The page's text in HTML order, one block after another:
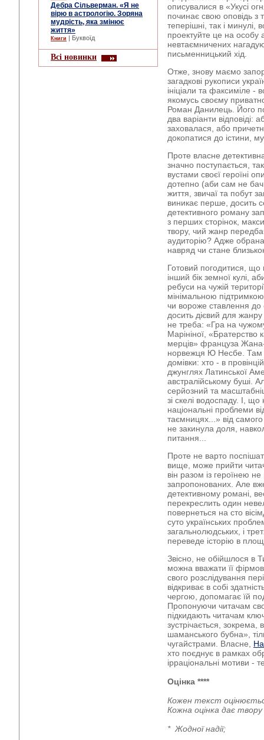
Дебра Сільверман. «Я не
вірю в астрологію. Зоряна
мудрість, яка змінює
життя»
Книги | Буквоїд
Всі новинки
описувалися в «Укусі
починає свою оповідь з
теперішні, так і
проектуйте це на особу
невтаємничених
письменницький хід.
Отже, знову маємо
загадкові рукописи
ініціали та факсиміле
якомусь своєму
Роман Данилець. Його
два варіанти відповіді:
заховалася, або
докопатися до істини,
Проте власне
значно поступається,
вустами своєї героїні
дотепно (аби сам не
життя, звичаї та побут
виникає перше, досить
детективного роману
з перших сторінок,
твору, чий жанр
аудиторію? Адже
навряд чи стане
Готовий погодитися, що
інший бік земної кулі,
ребуси на чужій
мінімальною
чи вороже ставлення
досить дієвий для
не треба: «Гра на
Марініної, «Братерство
мерців» француза
норвежця Ю Несбе. Там
домівки: хто - в
джунглях Латинської
австралійському буші.
серйозний та
зі скелі водоспаду. І,
національні проблеми
таємницях...» від
не закинула доля,
питання...
Проте не варто
вище, може прийти
він разом із героїнею
запропонованих. Але
детективному романі,
перекреслить один
повернеться на сто
суто українських
загальнолюдських, і
переведе історію в
Звісно, не обійшлося в
можна вважати її
свого розслідування
відкриває в собі
чергою, допомагає їй
Пропонуючи читачам
підкидають читачам
зустрічається, зокрема,
шаманського бубна»,
чугайстрами. Власне,
хто поєднує в рамках
ірраціональні мотиви -
Оцінка ****
Кожен текст
Кожна оцінка дає
* Жодної надії;